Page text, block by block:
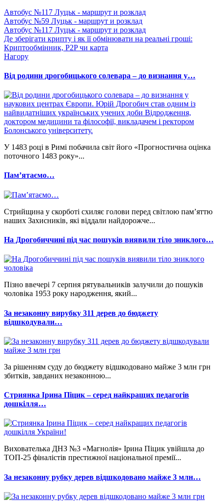
Автобус №117 Луцьк - маршрут и розклад
Автобус №59 Луцьк - маршрут и розклад
Автобус №117 Луцьк - маршрут и розклад
Де зберігати крипту і як її обмінювати на реальні гроші:
Криптообмінник, P2P чи карта
Нагору
Від родини дрогобицького солевара – до визнання у…
У 1483 році в Римі побачила світ його «Прогностична оцінка
поточного 1483 року»...
Памʼятаємо…
Стрийщина у скорботі схиляє голови перед світлою пам’яттю
наших Захисників, які віддали найдорожче...
На Дрогобиччині під час пошуків виявили тіло зниклого…
Пізно ввечері 7 серпня рятувальників залучили до пошуків
чоловіка 1953 року народження, який...
За незаконну вирубку 311 дерев до бюджету
відшкодували…
За рішенням суду до бюджету відшкодовано майже 3 млн грн
збитків, завданих незаконною...
Стриянка Ірина Піцик – серед найкращих педагогів
дошкілля…
Вихователька ДНЗ №3 «Магнолія» Ірина Піцик увійшла до
ТОП-25 фіналістів престижної національної премії...
За незаконну рубку дерев відшкодовано майже 3 млн…